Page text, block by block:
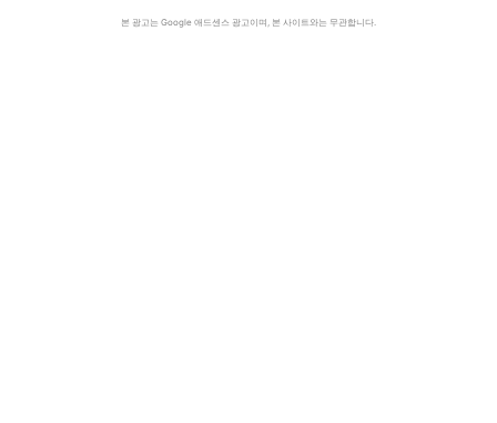
본 광고는 Google 애드센스 광고이며, 본 사이트와는 무관합니다.